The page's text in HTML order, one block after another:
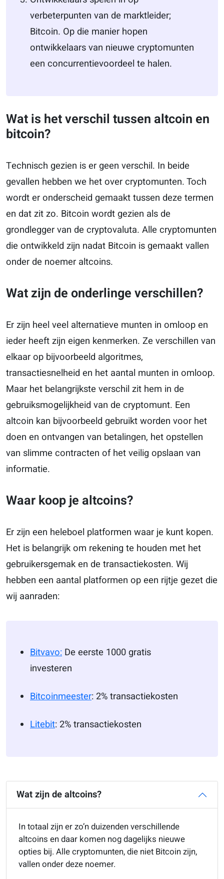
verbeterpunten van de marktleider;
Bitcoin. Op die manier hopen
ontwikkelaars van nieuwe cryptomunten
een concurrentievoordeel te halen.
Wat is het verschil tussen altcoin en
bitcoin?
Technisch gezien is er geen verschil. In beide
gevallen hebben we het over cryptomunten. Toch
wordt er onderscheid gemaakt tussen deze termen
en dat zit zo. Bitcoin wordt gezien als de
grondlegger van de cryptovaluta. Alle cryptomunten
die ontwikkeld zijn nadat Bitcoin is gemaakt vallen
onder de noemer altcoins.
Wat zijn de onderlinge verschillen?
Er zijn heel veel alternatieve munten in omloop en
ieder heeft zijn eigen kenmerken. Ze verschillen van
elkaar op bijvoorbeeld algoritmes,
transactiesnelheid en het aantal munten in omloop.
Maar het belangrijkste verschil zit hem in de
gebruiksmogelijkheid van de cryptomunt. Een
altcoin kan bijvoorbeeld gebruikt worden voor het
doen en ontvangen van betalingen, het opstellen
van slimme contracten of het veilig opslaan van
informatie.
Waar koop je altcoins?
Er zijn een heleboel platformen waar je kunt kopen.
Het is belangrijk om rekening te houden met het
gebruikersgemak en de transactiekosten. Wij
hebben een aantal platformen op een rijtje gezet die
wij aanraden:
Bitvavo: De eerste 1000 gratis
investeren
Bitcoinmeester: 2% transactiekosten
Litebit: 2% transactiekosten
Wat zijn de altcoins?
In totaal zijn er zo’n duizenden verschillende
altcoins en daar komen nog dagelijks nieuwe
opties bij. Alle cryptomunten, die niet Bitcoin zijn,
vallen onder deze noemer.